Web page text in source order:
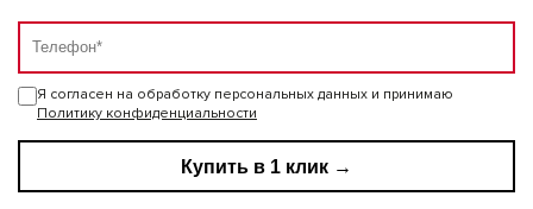
Я согласен на обработку персональных данных и принимаю
Политику конфиденциальности
Купить в 1 клик →